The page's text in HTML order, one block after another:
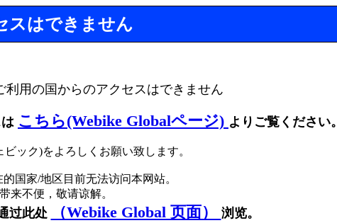
スはできません
利用の国からのアクセスはできません
こちら(Webike Globalページ) よりご覧ください。
ビック)をよろしくお願い致します。
国家/地区目前无法访问本网站。
来不便，敬请谅解。
过此处 （Webike Global 页面） 浏览。